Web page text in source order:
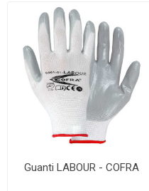
Guanti LABOUR - COFRA